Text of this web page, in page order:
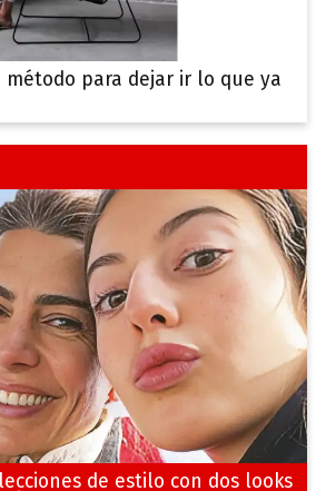
método para dejar ir lo que ya
de estilo con dos looks